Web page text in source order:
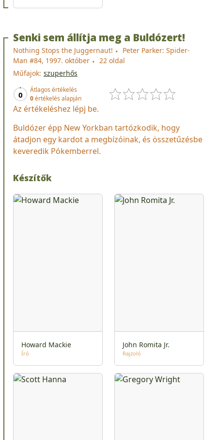
Senki sem állítja meg a Buldózert!
Nothing Stops the Juggernaut!
Peter Parker: Spider-
Man #84, 1997. október
22 oldal
Műfajok: szuperhős
0
Átlagos értékelés
0értékelés alapján
Az értékeléshez lépj be.
Buldózer épp New Yorkban tartózkodik, hogy
átadjon egy kardot a megbízóinak, és összetűzésbe
keveredik Pókemberrel.
Készítők
Howard Mackie
Író
John Romita Jr.
Rajzoló